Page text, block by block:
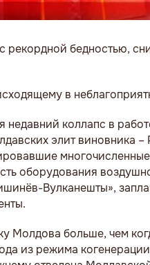
рекордной бедностью,
в
коллапс в
элит виновника
оборудования
Вулканешты»,
Молдова больше, чем
из режима